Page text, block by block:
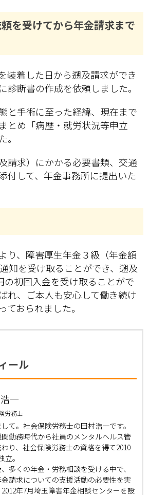
を受けてから年金請求まで
装着した日から遡及請求ができ
診断書の作成を依頼しました。
と手術に至った経緯、現在まで
とめ「病歴・就労状況等申立
請求）にかかる必要書類、交通
付して、年金事務所に提出いた
り、障害厚生年金３級（年金額
知を受け取ることができ、遡及
の初回入金を受け取ることがで
れ、ご本人も安心して働き続け
ておられました。
ール
一
労務士
て。社会保険労務士の田村浩一です。
勤務時代から社員のメンタルヘルス管
り、社会保険労務士の資格を得て2010
立。
多くの年金・労務相談を受ける中で、
請求についての支援活動の必要性を実
年7月埼玉障害年金相談センターを設